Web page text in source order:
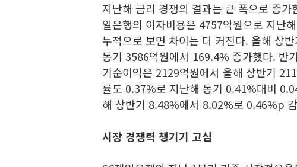
지난해 금리 경쟁의 결과는 큰 폭으로 증
일은행의 이자비용은 4757억원으로 지난
누적으로 보면 차이는 더 커진다. 올해 상
동기 3586억원에서 169.4% 증가했다. 반
기순이익은 2129억원에서 올해 상반기
률도 0.37%로 지난해 동기 0.41%대비
해 상반기 8.48%에서 8.02%로 0.46%p
시장 경쟁력 챙기기 고심